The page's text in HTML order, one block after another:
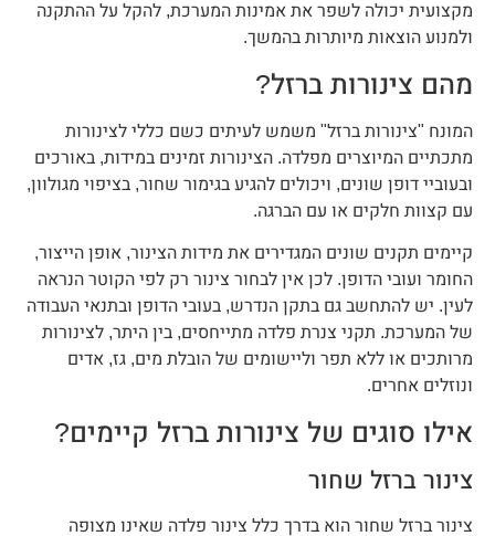
מקצועית יכולה לשפר את אמינות המערכת, להקל על ההתקנה
ולמנוע הוצאות מיותרות בהמשך.
מהם צינורות ברזל?
המונח "צינורות ברזל" משמש לעיתים כשם כללי לצינורות
מתכתיים המיוצרים מפלדה. הצינורות זמינים במידות, באורכים
ובעוביי דופן שונים, ויכולים להגיע בגימור שחור, בציפוי מגולוון,
עם קצוות חלקים או עם הברגה.
קיימים תקנים שונים המגדירים את מידות הצינור, אופן הייצור,
החומר ועובי הדופן. לכן אין לבחור צינור רק לפי הקוטר הנראה
לעין. יש להתחשב גם בתקן הנדרש, בעובי הדופן ובתנאי העבודה
של המערכת. תקני צנרת פלדה מתייחסים, בין היתר, לצינורות
מרותכים או ללא תפר וליישומים של הובלת מים, גז, אדים
ונוזלים אחרים.
אילו סוגים של צינורות ברזל קיימים?
צינור ברזל שחור
צינור ברזל שחור הוא בדרך כלל צינור פלדה שאינו מצופה